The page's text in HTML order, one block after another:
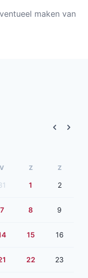
maken van
V Z Z
1 2
7 8 9
15 16
22 23